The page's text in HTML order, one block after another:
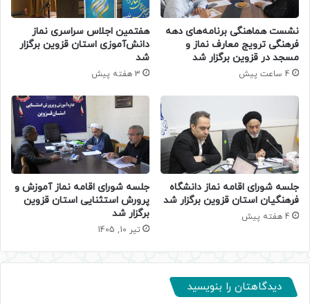
نشست هماهنگی برنامه‌های دهه
فرهنگی ترویج معارف نماز و
مسجد در قزوین برگزار شد
4 ساعت پیش
هفتمین اجلاس سراسری نماز
دانش‌آموزی استان قزوین برگزار
شد
3 هفته پیش
جلسه شورای اقامه نماز دانشگاه
فرهنگیان استان قزوین برگزار شد
4 هفته پیش
جلسه شورای اقامه نماز آموزش‌ و
پرورش استثنایی استان قزوین
برگزار شد
تیر 10, 1405
دیدگاهتان را بنویسید